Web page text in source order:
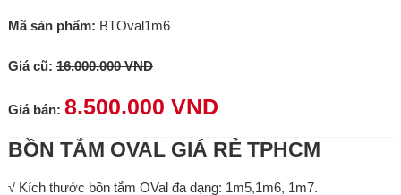
Mã sản phẩm: BTOval1m6
Giá cũ: 16.000.000 VND
Giá bán: 8.500.000 VND
BỒN TẮM OVAL GIÁ RẺ TPHCM
√ Kích thước bồn tắm OVal đa dạng: 1m5,1m6, 1m7.